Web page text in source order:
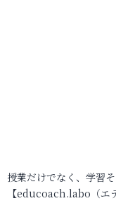
授業だけでなく、学習
【educoach.labo（エ